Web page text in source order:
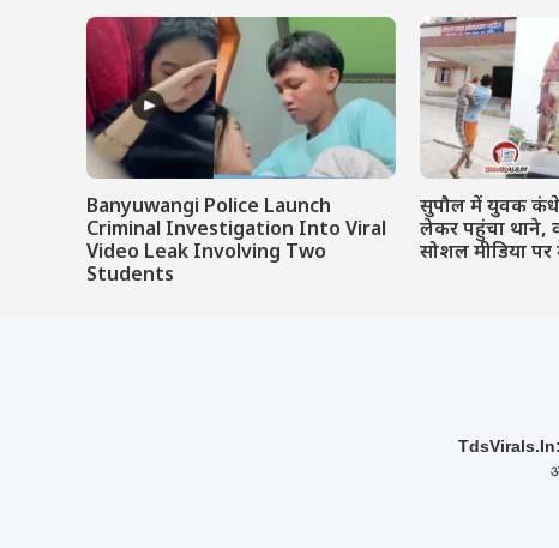
Banyuwangi Police Launch
Criminal Investigation Into Viral
Video Leak Involving Two
Students
सुपौल में युवक कंधे
लेकर पहुंचा थाने,
सोशल मीडिया
TdsVirals.In: